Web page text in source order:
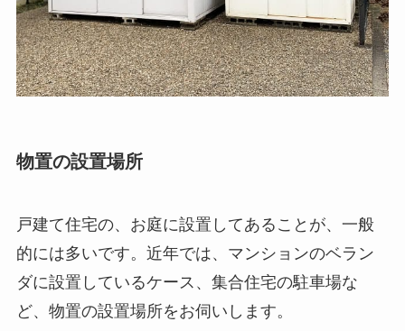
物置の設置場所
戸建て住宅の、お庭に設置してあることが、一般
的には多いです。近年では、マンションのベラン
ダに設置しているケース、集合住宅の駐車場な
ど、物置の設置場所をお伺いします。